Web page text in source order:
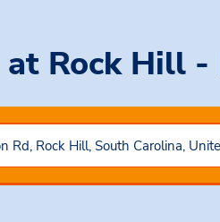
at Rock Hill -